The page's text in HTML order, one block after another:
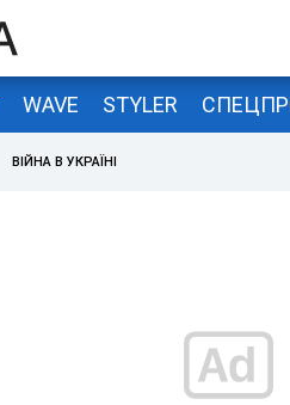
WAVE STYLER
ВІЙНА В УКРАЇНІ